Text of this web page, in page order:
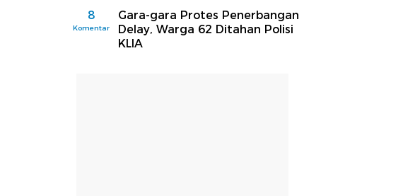
8
Komentar
Gara-gara Protes Penerbangan
Delay, Warga 62 Ditahan Polisi
KLIA